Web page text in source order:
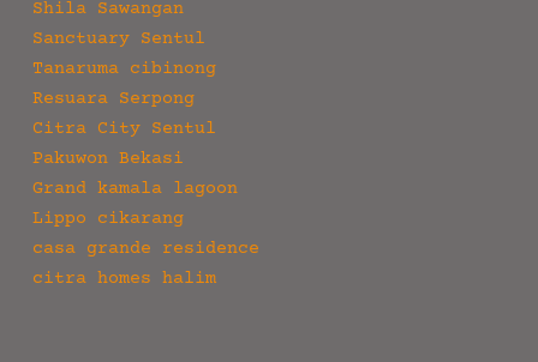
Shila Sawangan
Sanctuary Sentul
Tanaruma cibinong
Resuara Serpong
Citra City Sentul
Pakuwon Bekasi
Grand kamala lagoon
Lippo cikarang
casa grande residence
citra homes halim